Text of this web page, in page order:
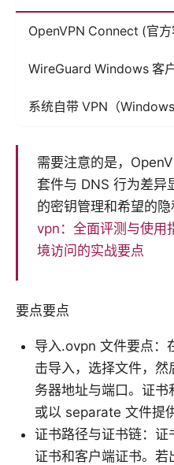
OpenVPN Connect (官方
WireGuard Windows 客
系统自带 VPN（Windows
需要注意的是，
套件与 DNS 行为差异
的密钥管理和希望的隐
vpn：全面评测与使用
境访问的实战要点
要点要点
导入.ovpn 文件要点：
击导入，选择文件，
务器地址与端口。证
或以 separate 文件提
证书路径与证书链：证
证书和客户端证书。若